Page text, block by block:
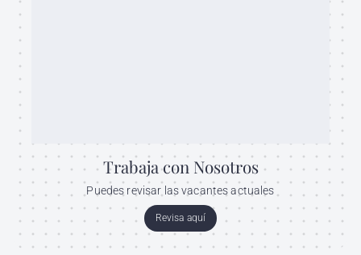
Trabaja con Nosotros
Puedes revisar las vacantes actuales
Revisa aquí